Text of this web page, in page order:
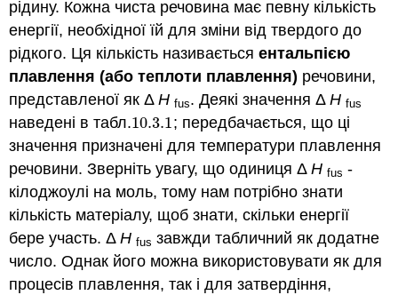
рідину. Кожна чиста речовина має певну кількість
енергії, необхідної їй для зміни від твердого до
рідкого. Ця кількість називаєтьсяентальпією
плавлення (або теплоти плавлення) речовини,
представленої як ΔH fus. Деякі значення ΔH fus
наведені в табл.10.3.1
10.3.1; передбачається, що ці
значення призначені для температури плавлення
речовини. Зверніть увагу, що одиниця ΔH fus -
кілоджоулі на моль, тому нам потрібно знати
кількість матеріалу, щоб знати, скільки енергії
бере участь. ΔH fus завжди табличний як додатне
число. Однак його можна використовувати як для
процесів плавлення, так і для затвердіння,